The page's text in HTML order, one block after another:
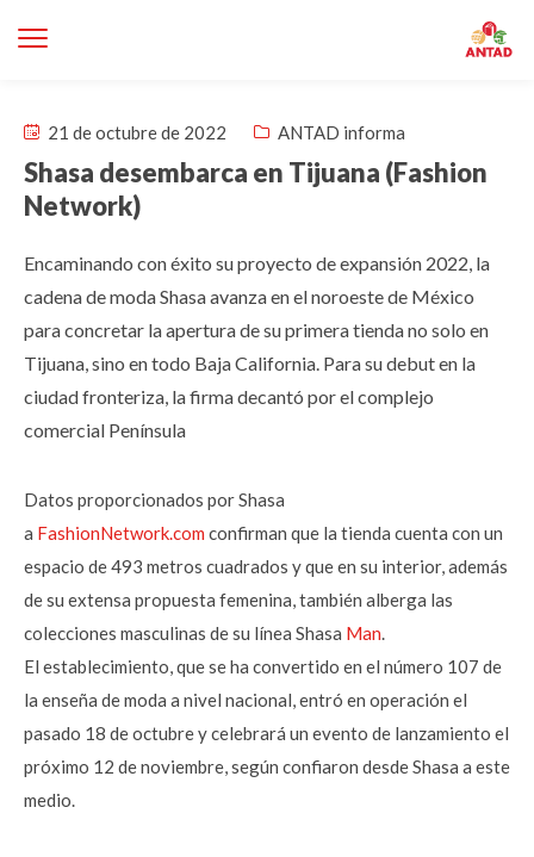
21 de octubre de 2022 ANTAD informa
Shasa desembarca en Tijuana (Fashion
Network)
Encaminando con éxito su proyecto de expansión 2022, la
cadena de moda Shasa avanza en el noroeste de México
para concretar la apertura de su primera tienda no solo en
Tijuana, sino en todo Baja California. Para su debut en la
ciudad fronteriza, la firma decantó por el complejo
comercial Península
Datos proporcionados por Shasa
a FashionNetwork.com confirman que la tienda cuenta con un
espacio de 493 metros cuadrados y que en su interior, además
de su extensa propuesta femenina, también alberga las
colecciones masculinas de su línea Shasa Man.
El establecimiento, que se ha convertido en el número 107 de
la enseña de moda a nivel nacional, entró en operación el
pasado 18 de octubre y celebrará un evento de lanzamiento el
próximo 12 de noviembre, según confiaron desde Shasa a este
medio.